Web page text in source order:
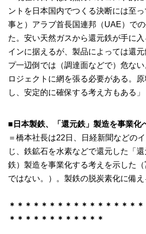
ントを日本国内でつくる決断には至
事と）アラブ首長国連邦（UAE）で
た。安い天然ガスから還元鉄が手に
インに据えるが、製品によっては還
プ一辺倒では（調達面などで）危な
ロジェクトに網を張る必要がある。
し、安定的に確保する考え方もある」
■日本製鉄、「還元鉄」製造を事業化
＝橋本社長は22 日、日経新聞などの
じ、鉄鉱石を水素などで還元した「
鉄）製造を事業化する考えを示した
ではない。）。製鉄の脱炭素化に備え
＊＊＊＊＊＊＊＊＊＊＊＊＊＊＊＊
＊＊＊＊＊＊＊＊＊＊＊＊